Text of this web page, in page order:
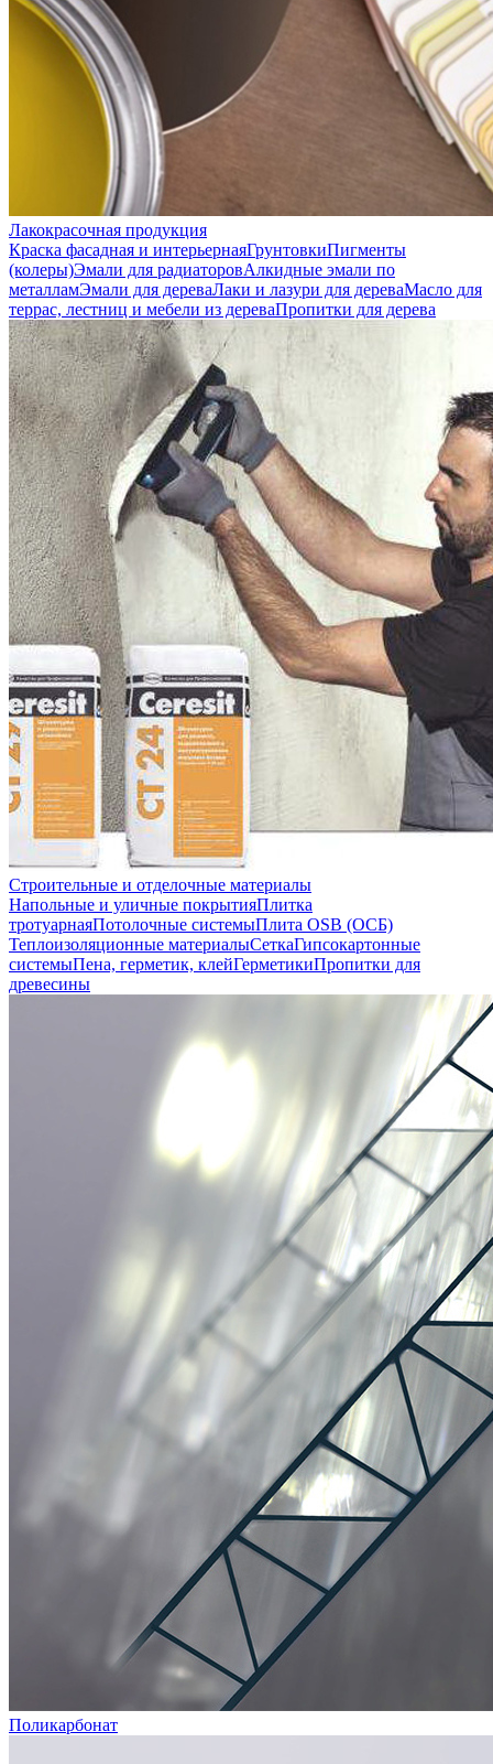
Лакокрасочная продукция
Краска фасадная и интерьернаяГрунтовкиПигменты
(колеры)Эмали для радиаторовАлкидные эмали по
металламЭмали для дереваЛаки и лазури для дереваМасло для
террас, лестниц и мебели из дереваПропитки для дерева
Строительные и отделочные материалы
Напольные и уличные покрытияПлитка
тротуарнаяПотолочные системыПлита OSB (ОСБ)
Теплоизоляционные материалыСеткаГипсокартонные
системыПена, герметик, клейГерметикиПропитки для
древесины
Поликарбонат